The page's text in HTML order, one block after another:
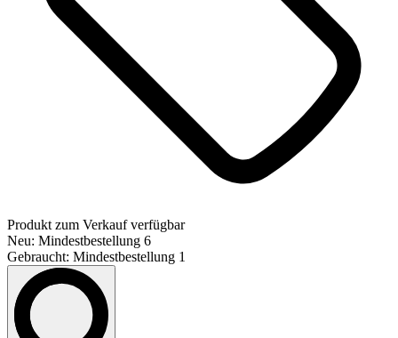
Produkt zum Verkauf verfügbar
Neu: Mindestbestellung 6
Gebraucht: Mindestbestellung 1